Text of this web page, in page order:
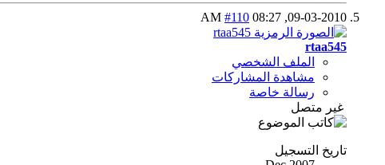
09-03-2010,
08:27 AM
#110
rtaa545
الملف الشخصي
مشاهدة المشاركات
رسالة خاصة
غير متصل
تاريخ التسجيل